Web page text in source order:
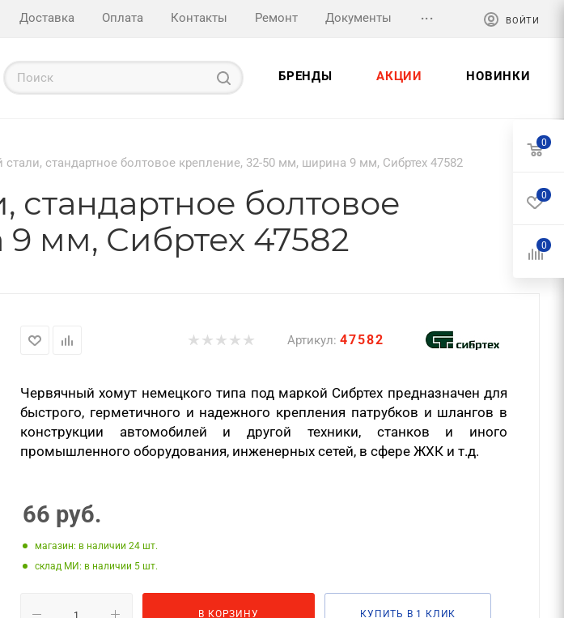
Доставка Оплата Контакты Ремонт Документы ... ВОЙТИ
БРЕНДЫ АКЦИИ НОВИНКИ
стандартное болтовое крепление, 32-50 мм, ширина 9 мм, Сибртех 47582
болтовое
мм, Сибртех 47582
Артикул: 47582
Червячный хомут немецкого типа под маркой Сибртех предназначен для
быстрого, герметичного и надежного крепления патрубков и шлангов в
конструкции автомобилей и другой техники, станков и иного
промышленного оборудования, инженерных сетей, в сфере ЖХК и т.д.
66 руб.
Магазин: в наличии 24
Склад МИ: в наличии 5
В КОРЗИНУ КУПИТЬ В 1 КЛИК
0
0
0